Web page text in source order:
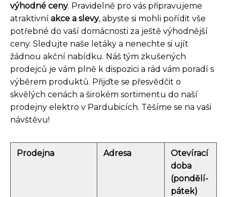
výhodné ceny. Pravidelně pro vás připravujeme
atraktivní akce a slevy, abyste si mohli pořídit vše
potřebné do vaší domácnosti za ještě výhodnější
ceny. Sledujte naše letáky a nenechte si ujít
žádnou akční nabídku. Náš tým zkušených
prodejců je vám plně k dispozici a rád vám poradí s
výběrem produktů. Přijďte se přesvědčit o
skvělých cenách a širokém sortimentu do naší
prodejny elektro v Pardubicích. Těšíme se na vaši
návštěvu!
Prodejna Adresa
Otevírací
doba
(pondělí-
pátek)